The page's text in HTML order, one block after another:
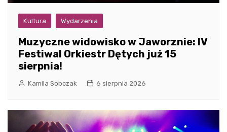
Kultura Wydarzenia
Muzyczne widowisko w Jaworznie: IV
Festiwal Orkiestr Dętych już 15
sierpnia!
Kamila Sobczak 6 sierpnia 2026